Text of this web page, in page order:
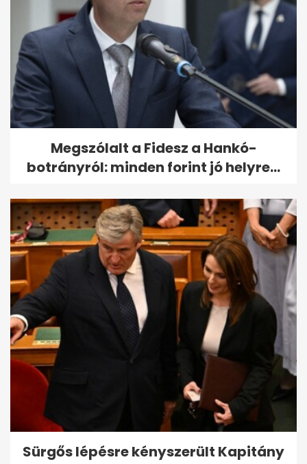
Megszólalt a Fidesz a Hankó-
botrányról: minden forint jó helyre...
Sürgős lépésre kényszerült Kapitány